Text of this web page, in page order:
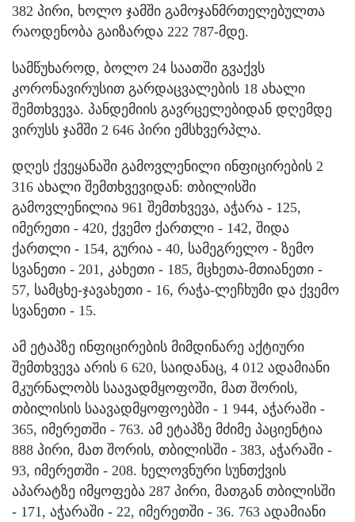
382 პირი, ხოლო ჯამში გამოჯანმრთელებულთა
რაოდენობა გაიზარდა 222 787-მდე.
სამწუხაროდ, ბოლო 24 საათში გვაქვს
კორონავირუსით გარდაცვალების 18 ახალი
შემთხვევა. პანდემიის გავრცელებიდან დღემდე
ვირუსს ჯამში 2 646 პირი ემსხვერპლა.
დღეს ქვეყანაში გამოვლენილი ინფიცირების 2
316 ახალი შემთხვევიდან: თბილისში
გამოვლენილია 961 შემთხვევა, აჭარა - 125,
იმერეთი - 420, ქვემო ქართლი - 142, შიდა
ქართლი - 154, გურია - 40, სამეგრელო - ზემო
სვანეთი - 201, კახეთი - 185, მცხეთა-მთიანეთი -
57, სამცხე-ჯავახეთი - 16, რაჭა-ლეჩხუმი და ქვემო
სვანეთი - 15.
ამ ეტაპზე ინფიცირების მიმდინარე აქტიური
შემთხვევა არის 6 620, საიდანაც, 4 012 ადამიანი
მკურნალობს საავადმყოფოში, მათ შორის,
თბილისის საავადმყოფოებში - 1 944, აჭარაში -
365, იმერეთში - 763. ამ ეტაპზე მძიმე პაციენტია
888 პირი, მათ შორის, თბილისში - 383, აჭარაში -
93, იმერეთში - 208. ხელოვნური სუნთქვის
აპარატზე იმყოფება 287 პირი, მათგან თბილისში
- 171, აჭარაში - 22, იმერეთში - 36. 763 ადამიანი